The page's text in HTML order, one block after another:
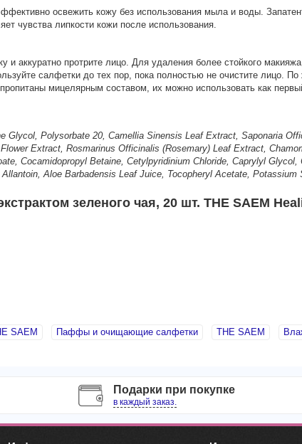
освежить кожу без использования мыла и воды.
чувства липкости кожи после использования.
и аккуратно протрите лицо. Для удаления более стойкого
салфетки до тех пор, пока полностью не очистите лицо.
мицелярным составом, их можно использовать как
Glycol, Polysorbate 20, Camellia Sinensis Leaf Extract, Saponaria
Extract, Rosmarinus Officinalis (Rosemary) Leaf Extract,
Cocamidopropyl Betaine, Cetylpyridinium Chloride, Caprylyl
Aloe Barbadensis Leaf Juice, Tocopheryl Acetate, Potassium
зеленого чая, 20 шт. THE SAEM
SAEM Паффы и очищающие салфетки THE SAEM
Подарки при покупке
в каждый заказ.